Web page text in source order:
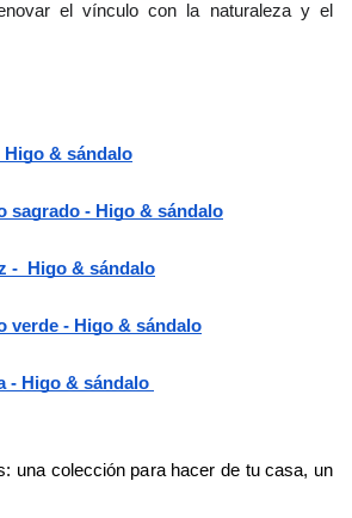
el vínculo con la naturaleza y el
Higo & sándalo
sagrado - Higo & sándalo
-  Higo & sándalo
verde - Higo & sándalo
- Higo & sándalo
una colección para hacer de tu casa, un